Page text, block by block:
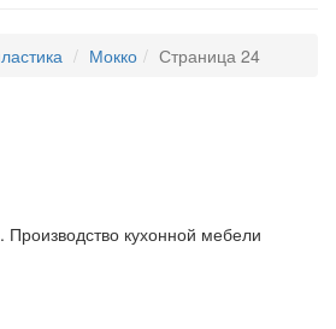
Мокко Страница 24
кухонной мебели